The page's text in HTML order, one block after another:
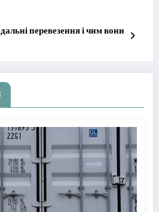
перевезення і чим вони